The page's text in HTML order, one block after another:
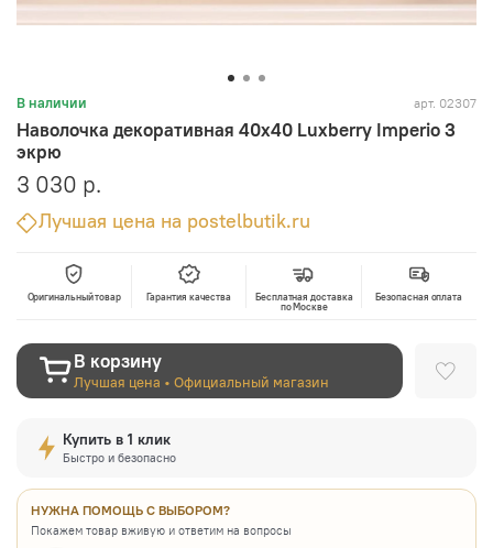
В наличии арт. 02307
Наволочка декоративная 40х40 Luxberry Imperio 3
экрю
3 030 р.
Лучшая цена на postelbutik.ru
Оригинальный товар Гарантия качества
Бесплатная доставка
по Москве
Безопасная оплата
В корзину
Лучшая цена • Официальный магазин
Купить в 1 клик
Быстро и безопасно
НУЖНА ПОМОЩЬ С ВЫБОРОМ?
Покажем товар вживую и ответим на вопросы